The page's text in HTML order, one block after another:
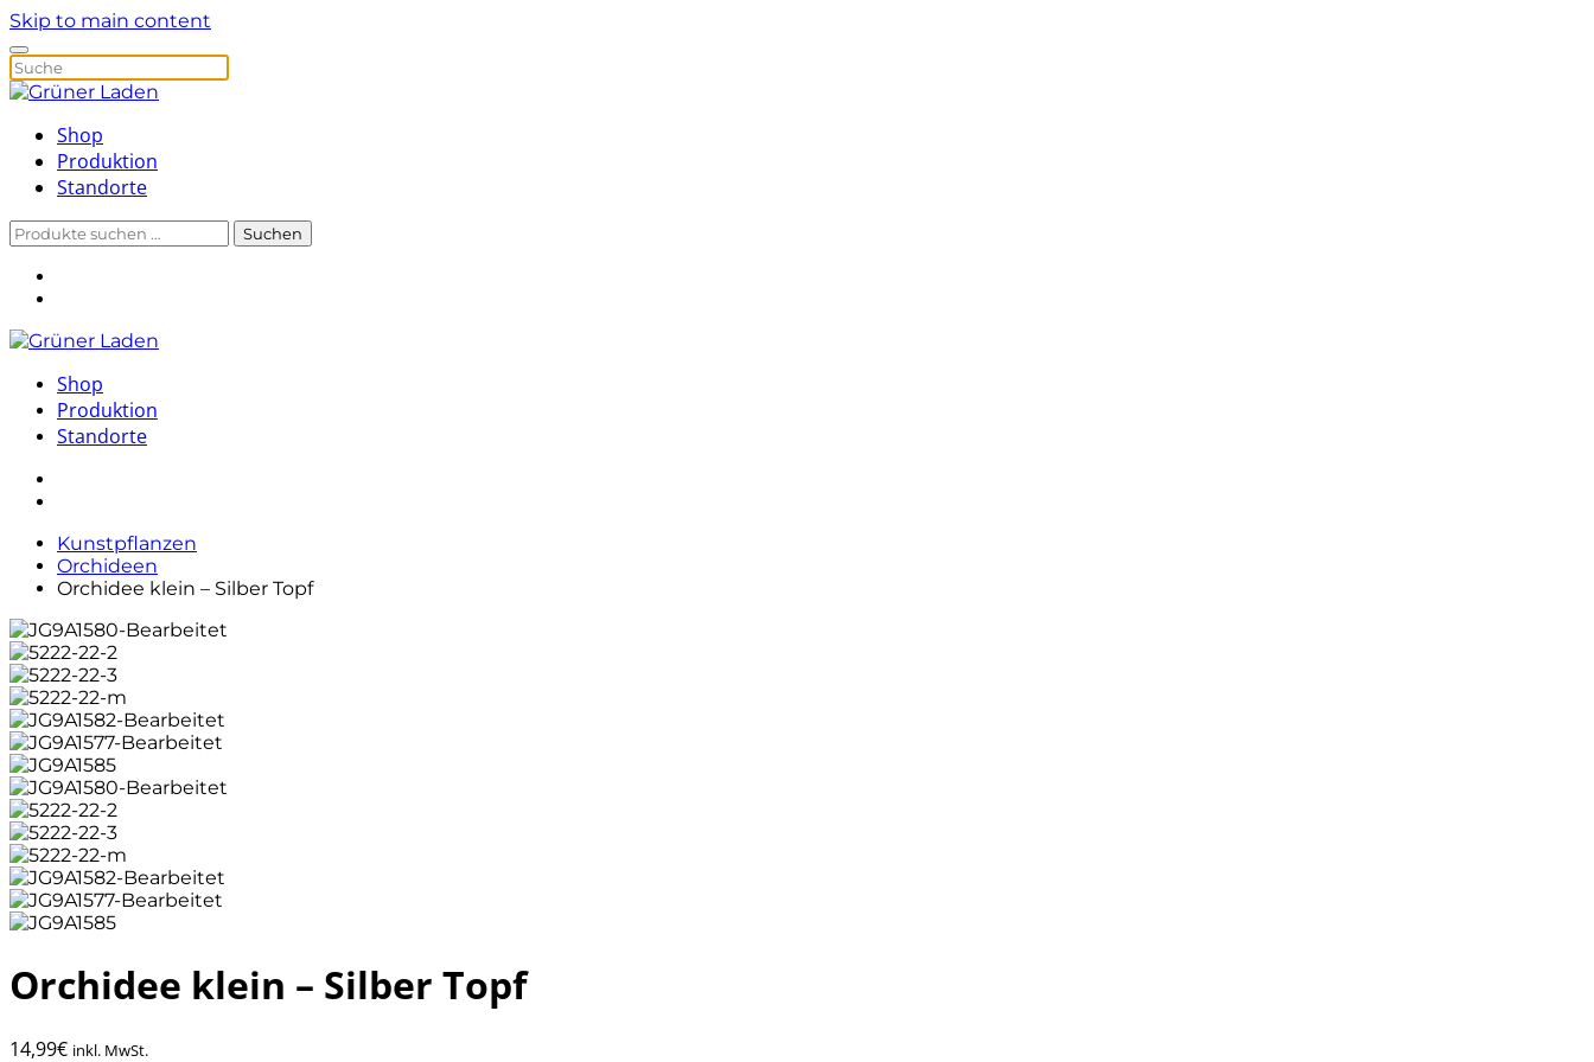
Skip to main content
Shop
Produktion
Standorte
Suchen
Suchen
Shop
Produktion
Standorte
Kunstpflanzen
Orchideen
Orchidee klein – Silber Topf
Orchidee klein – Silber Topf
14,99€ inkl. MwSt.